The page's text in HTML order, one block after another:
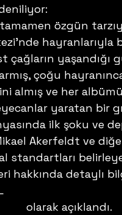
tamamen özgün
hayranlarıyla
çağların yaşandığı
çoğu
almış ve her
yaratan bir
ilk şoku ve
Akerfeldt ve
standartları
hakkında detaylı
TL
olarak açıklandı.